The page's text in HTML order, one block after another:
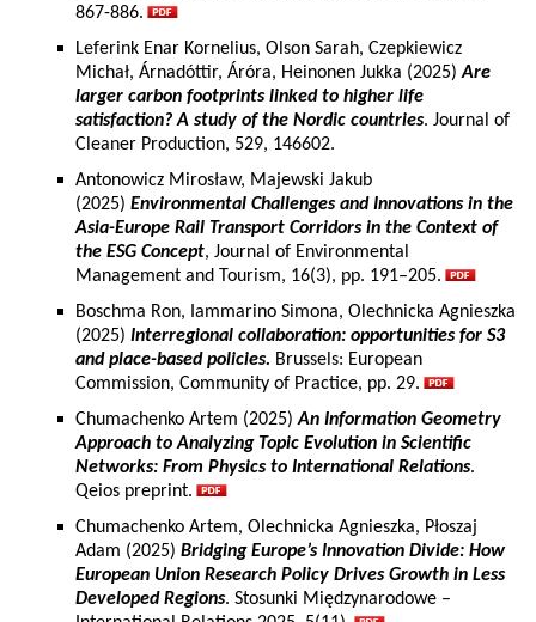
867-886.
Leferink Enar Kornelius, Olson Sarah, Czepkiewicz
Michał, Árnadóttir, Áróra, Heinonen Jukka (2025)Are
larger carbon footprints linked to higher life
satisfaction? A study of the Nordic countries. Journal of
Cleaner Production, 529, 146602.
Antonowicz Mirosław, Majewski Jakub
(2025) Environmental Challenges and Innovations in the
Asia-Europe Rail Transport Corridors in the Context of
the ESG Concept, Journal of Environmental
Management and Tourism, 16(3), pp. 191–205.
Boschma Ron, Iammarino Simona, Olechnicka Agnieszka
(2025) Interregional collaboration: opportunities for S3
and place-based policies. Brussels: European
Commission, Community of Practice, pp. 29.
Chumachenko Artem (2025)An Information Geometry
Approach to Analyzing Topic Evolution in Scientific
Networks: From Physics to International Relations.
Qeios preprint.
Chumachenko Artem, Olechnicka Agnieszka, Płoszaj
Adam (2025) Bridging Europe’s Innovation Divide: How
European Union Research Policy Drives Growth in Less
Developed Regions. Stosunki Międzynarodowe –